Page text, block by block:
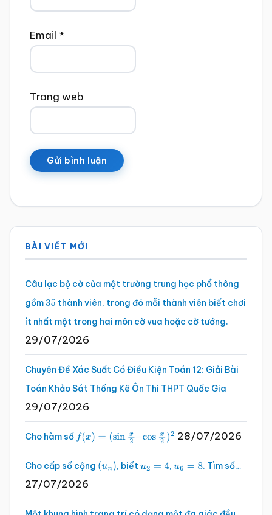
Email *
Trang web
Sidebar
chính
BÀI VIẾT MỚI
Câu lạc bộ cờ của một trường trung học phổ thông
gồm35 thành viên, trong đó mỗi thành viên biết chơi
ít nhất một trong hai môn cờ vua hoặc cờ tướng.
29/07/2026
Chuyên Đề Xác Suất Có Điều Kiện Toán 12: Giải Bài
Toán Khảo Sát Thống Kê Ôn Thi THPT Quốc Gia
29/07/2026
Cho hàm số f(x)=(sinx2 –cosx2 )2 28/07/2026
Cho cấp số cộng (un), biếtu2 =4 , u6 =8 . Tìm số…
27/07/2026